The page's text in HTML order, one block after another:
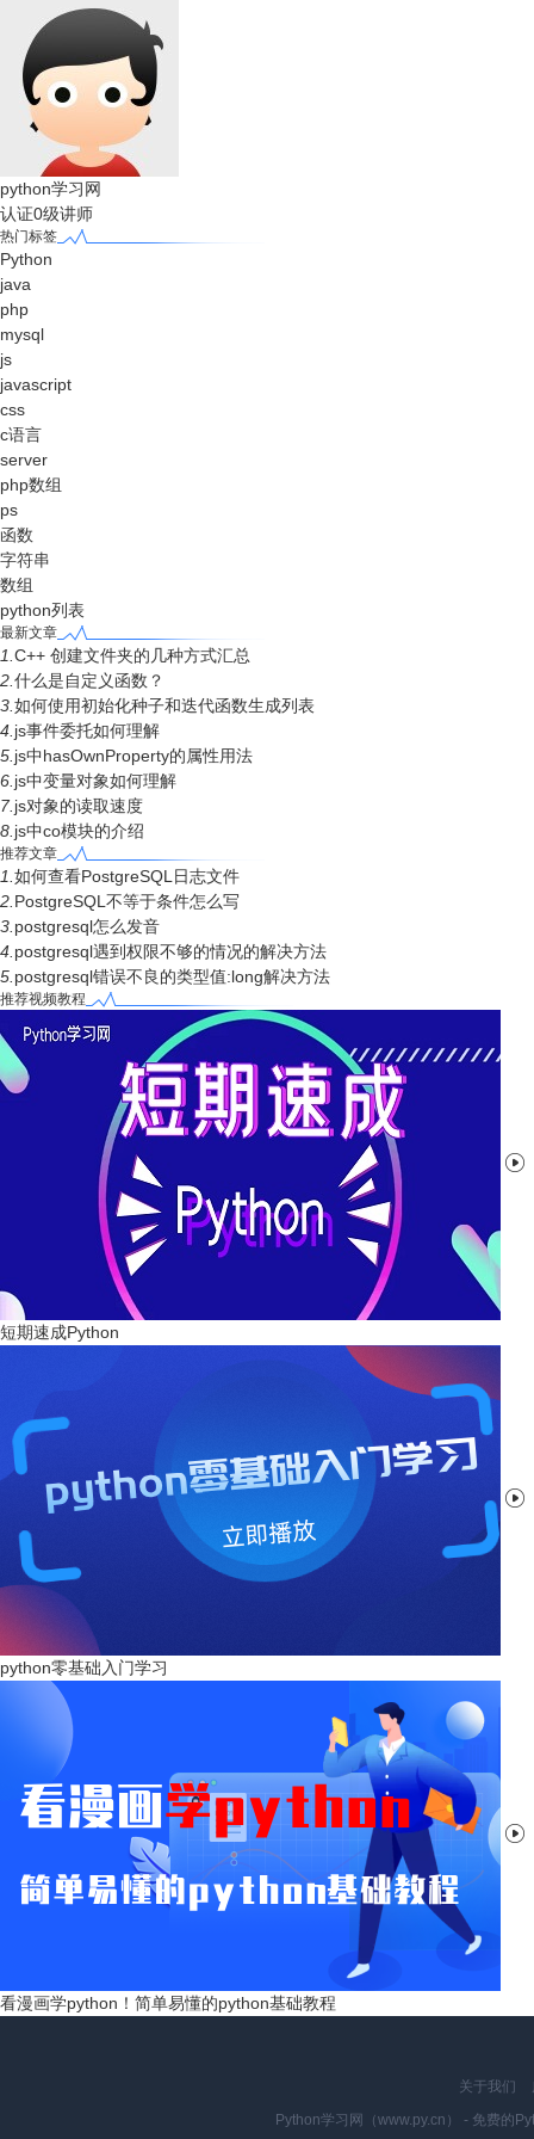
python学习网
认证0级讲师
热门标签
Python
java
php
mysql
js
javascript
css
c语言
server
php数组
ps
函数
字符串
数组
python列表
最新文章
1. C++ 创建文件夹的几种方式汇总
2. 什么是自定义函数？
3. 如何使用初始化种子和迭代函数生成列表
4. js事件委托如何理解
5. js中hasOwnProperty的属性用法
6. js中变量对象如何理解
7. js对象的读取速度
8. js中co模块的介绍
推荐文章
1. 如何查看PostgreSQL日志文件
2. PostgreSQL不等于条件怎么写
3. postgresql怎么发音
4. postgresql遇到权限不够的情况的解决方法
5. postgresql错误不良的类型值:long解决方法
推荐视频教程

短期速成Python

python零基础入门学习

看漫画学python！简单易懂的python基础教程
关于我们
Python学习网（www.py.cn） - 免费的